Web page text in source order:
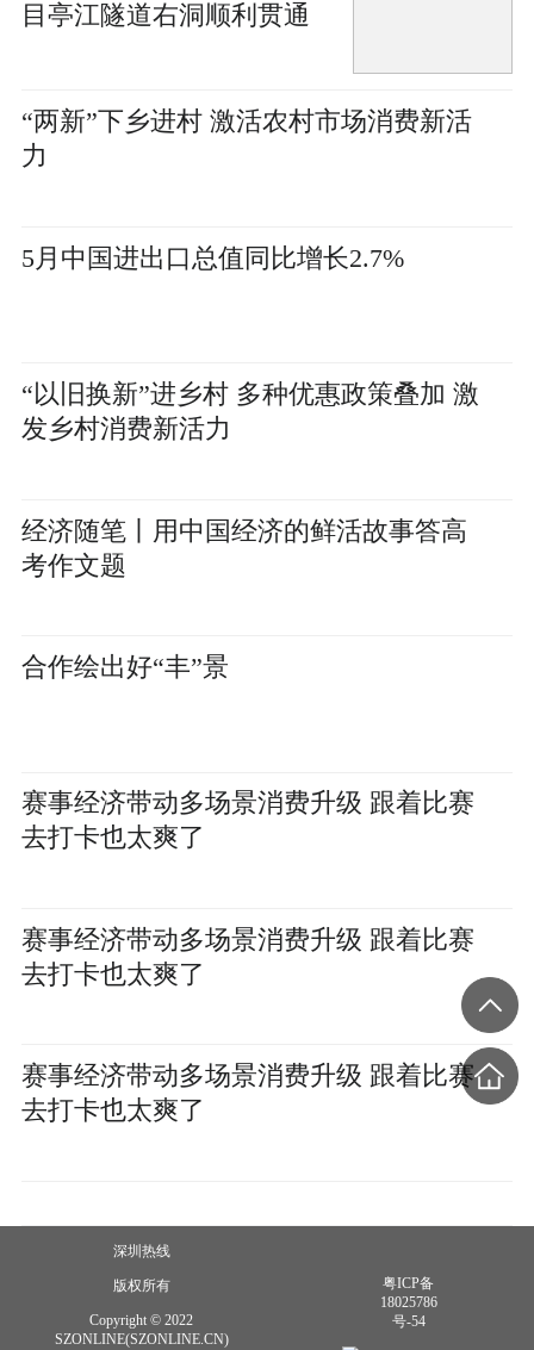
目亭江隧道右洞顺利贯通
“两新”下乡进村 激活农村市场消费新活
力
5月中国进出口总值同比增长2.7%
“以旧换新”进乡村 多种优惠政策叠加 激
发乡村消费新活力
经济随笔丨用中国经济的鲜活故事答高
考作文题
合作绘出好“丰”景
赛事经济带动多场景消费升级 跟着比赛
去打卡也太爽了
赛事经济带动多场景消费升级 跟着比赛
去打卡也太爽了
赛事经济带动多场景消费升级 跟着比赛
去打卡也太爽了
深圳热线
版权所有
Copyright © 2022
SZONLINE(SZONLINE.CN)
粤ICP备
18025786
号-54